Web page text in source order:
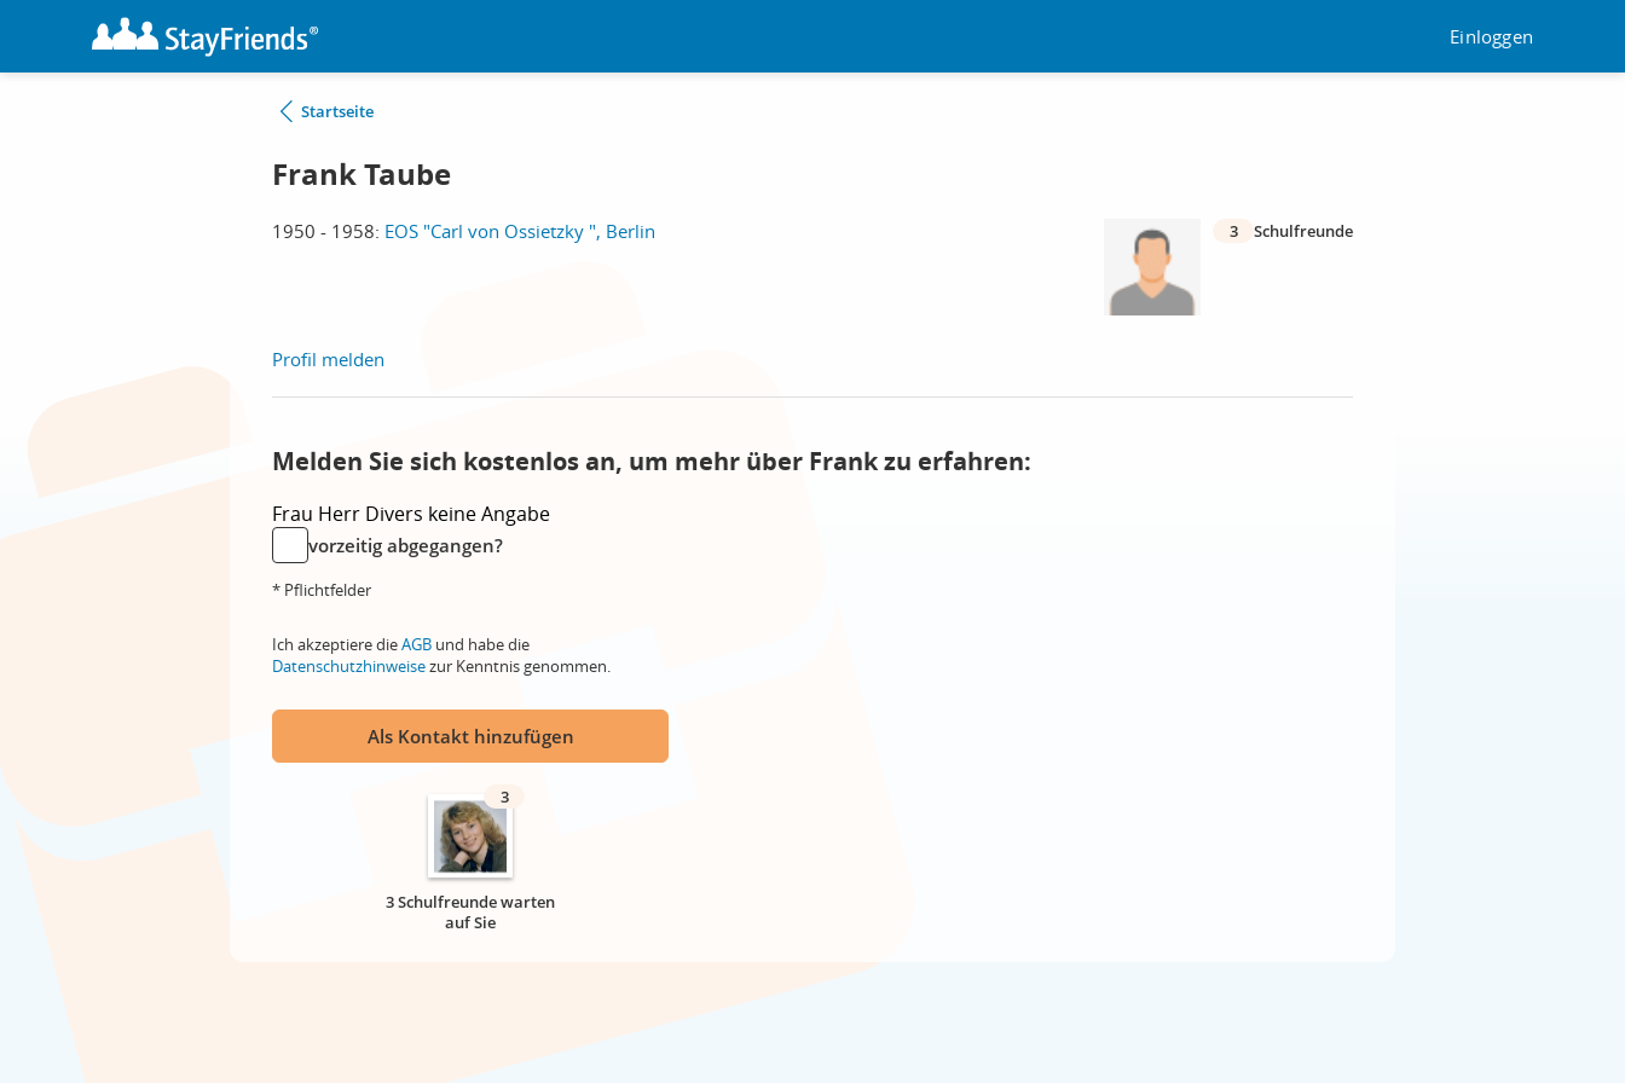
Einloggen
Startseite
Frank Taube
1950 - 1958: EOS "Carl von Ossietzky ", Berlin 3 Schulfreunde
Profil melden
Melden Sie sich kostenlos an, um mehr über Frank zu erfahren:
Frau Herr Divers keine Angabe
vorzeitig abgegangen?
* Pflichtfelder
Ich akzeptiere dieAGB und habe die
Datenschutzhinweisezur Kenntnis genommen.
Als Kontakt hinzufügen
3
3 Schulfreunde warten
auf Sie